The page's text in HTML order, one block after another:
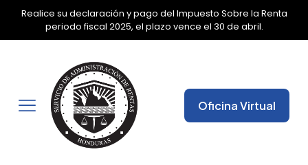
Realice su declaración y pago del Impuesto Sobre la Renta
periodo fiscal 2025, el plazo vence el 30 de abril.
✕
Oficina Virtual